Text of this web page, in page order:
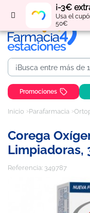
¡-3€
Usa el
50€
Regístratey
Promociones
Inicio Parafarmacia
Corega
Limpiadoras,
Referencia: 349787